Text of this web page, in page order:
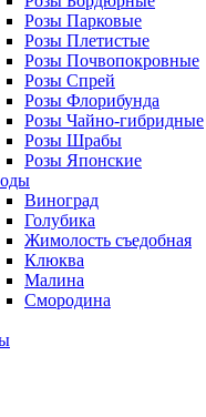
Розы Парковые
Розы Плетистые
Розы Почвопокровные
Розы Спрей
Розы Флорибунда
Розы Чайно-гибридные
Розы Шрабы
Розы Японские
Виноград
Голубика
Жимолость съедобная
Клюква
Малина
Смородина